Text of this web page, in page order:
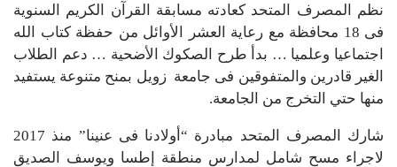
نظم المصرف المتحد كعادته مسابقة القرآن الكريم السنوية
فى 18 محافظة مع رعاية العشر الأوائل من حفظة كتاب الله
اجتماعيا وعلميا … بدأ طرح الصكوك الأضحية … دعم الطلاب
الغير قادرين والمتفوقين فى جامعة زويل بمنح متنوعة يستفيد
منها حتي التخرج من الجامعة.
شارك المصرف المتحد مبادرة “أولادنا فى عنينا” منذ 2017
لاجراء مسح شامل لمدارس منطقة إطسا ويوسف الصديق